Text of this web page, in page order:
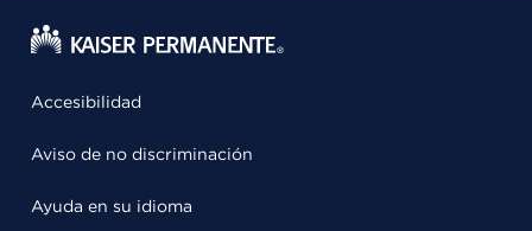
Accesibilidad
Aviso de no discriminación
Ayuda en su idioma